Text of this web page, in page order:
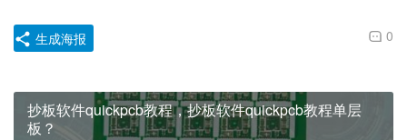
0
生成海报
抄板软件quickpcb教程，抄板软件quickpcb教程单层
板？